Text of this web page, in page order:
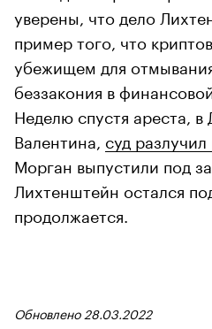
уверены, что дело
пример того, что
убежищем для
беззакония в
Неделю спустя ареста, в
Валентина, суд
Морган выпустили под
Лихтенштейн остался
продолжается.
Обновлено 28.03.2022